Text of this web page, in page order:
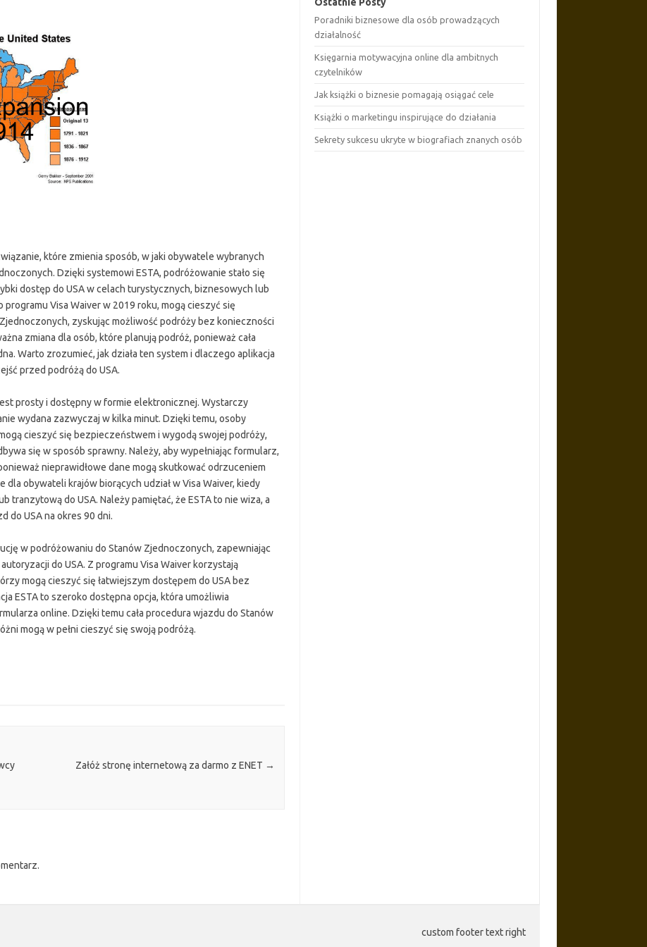
które zmienia sposób, w jaki obywatele wybranych
Dzięki systemowi ESTA, podróżowanie stało się
dostęp do USA w celach turystycznych, biznesowych lub
Visa Waiver w 2019 roku, mogą cieszyć się
zyskując możliwość podróży bez konieczności
zmiana dla osób, które planują podróż, ponieważ cała
Warto zrozumieć, jak działa ten system i dlaczego aplikacja
przed podróżą do USA.
prosty i dostępny w formie elektronicznej. Wystarczy
wydana zazwyczaj w kilka minut. Dzięki temu, osoby
cieszyć się bezpieczeństwem i wygodą swojej podróży,
się w sposób sprawny. Należy, aby wypełniając formularz,
nieprawidłowe dane mogą skutkować odrzuceniem
dla obywateli krajów biorących udział w Visa Waiver, kiedy
tranzytową do USA. Należy pamiętać, że ESTA to nie wiza, a
do USA na okres 90 dni.
w podróżowaniu do Stanów Zjednoczonych, zapewniając
do USA. Z programu Visa Waiver korzystają
mogą cieszyć się łatwiejszym dostępem do USA bez
ESTA to szeroko dostępna opcja, która umożliwia
online. Dzięki temu cała procedura wjazdu do Stanów
mogą w pełni cieszyć się swoją podróżą.
Załóż stronę internetową za darmo z ENET →
Poradniki biznesowe dla osób prowadzących
działalność
Księgarnia motywacyjna online dla ambitnych
czytelników
Jak książki o biznesie pomagają osiągać cele
Książki o marketingu inspirujące do działania
Sekrety sukcesu ukryte w biografiach znanych osób
custom footer text right